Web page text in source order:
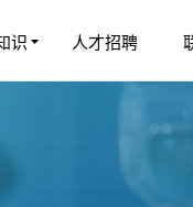
识 人才招聘